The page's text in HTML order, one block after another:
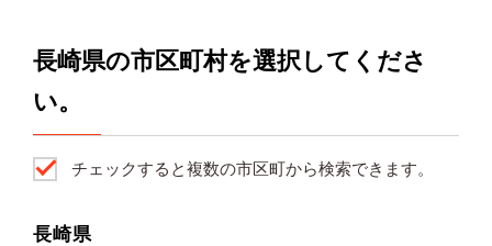
長崎県の市区町村を選択してくださ
い。
チェックすると複数の市区町から検索できます。
長崎県